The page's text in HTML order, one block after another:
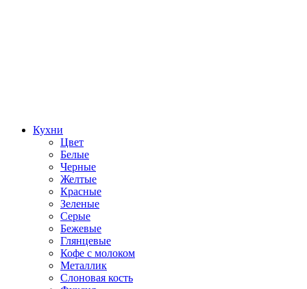
Кухни
Цвет
Белые
Черные
Желтые
Красные
Зеленые
Серые
Бежевые
Глянцевые
Кофе с молоком
Металлик
Слоновая кость